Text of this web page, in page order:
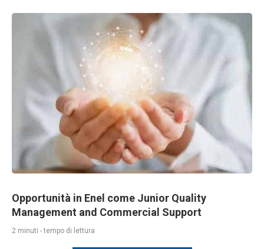
Opportunità in Enel come Junior Quality
Management and Commercial Support
2 minuti - tempo di lettura